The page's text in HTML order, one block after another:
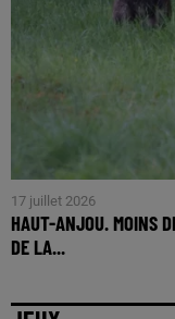
17 juillet 2026
HAUT-ANJOU. MOINS
DE LA...